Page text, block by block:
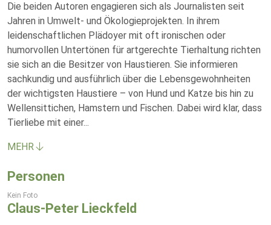
Die beiden Autoren engagieren sich als Journalisten seit
Jahren in Umwelt- und Ökologieprojekten. In ihrem
leidenschaftlichen Plädoyer mit oft ironischen oder
humorvollen Untertönen für artgerechte Tierhaltung richten
sie sich an die Besitzer von Haustieren. Sie informieren
sachkundig und ausführlich über die Lebensgewohnheiten
der wichtigsten Haustiere – von Hund und Katze bis hin zu
Wellensittichen, Hamstern und Fischen. Dabei wird klar, dass
Tierliebe mit einer...
MEHR
Personen
Kein Foto
Claus-Peter Lieckfeld